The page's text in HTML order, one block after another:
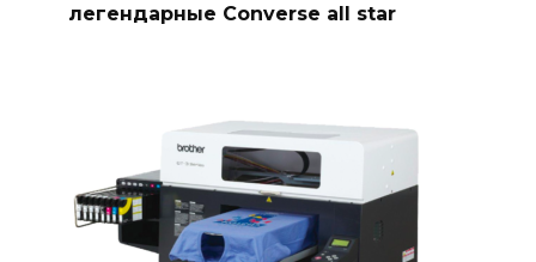
легендарные Converse all star